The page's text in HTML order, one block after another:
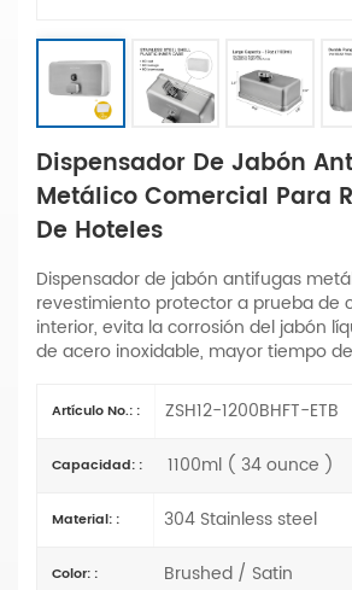
Dispensador De Jabón
Metálico Comercial Para
De Hoteles
Dispensador de jabón antifugas
revestimiento protector a prueba de
interior, evita la corrosión del jabón
de acero inoxidable, mayor tiempo
Artículo No.: : ZSH12-1200BHFT-ETB
Capacidad: : 1100ml ( 34 ounce )
Material: : 304 Stainless steel
Color: : Brushed / Satin